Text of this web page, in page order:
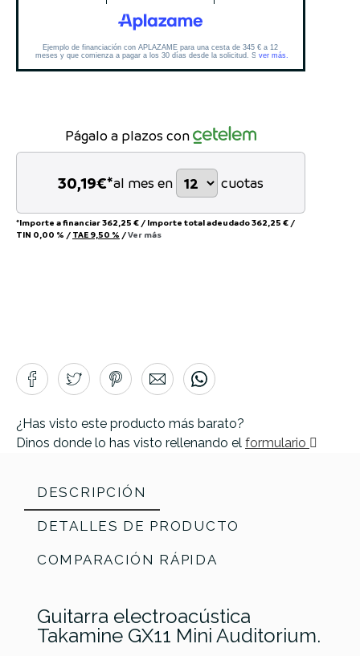
Págalo a plazos con
30,19€*al mes en cuotas
*Importe a financiar362,25 € / Importe total adeudado362,25 € /
TIN 0,00 % / TAE 9,50 % /Ver más
¿Has visto este producto más barato?
Dinos donde lo has visto rellenando el formulario
DESCRIPCIÓN
DETALLES DE PRODUCTO
COMPARACIÓN RÁPIDA
Guitarra electroacústica
Takamine GX11 Mini Auditorium.